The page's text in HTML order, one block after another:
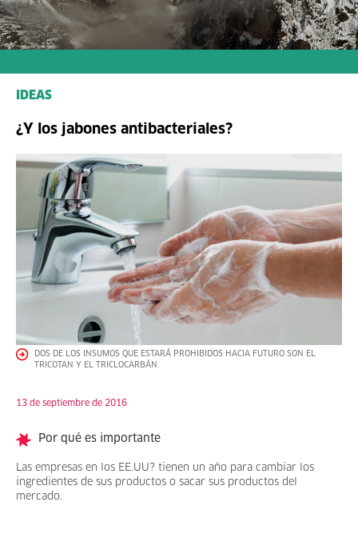
IDEAS
¿Y los jabones antibacteriales?
DOS DE LOS INSUMOS QUE ESTARÁ PROHIBIDOS HACIA FUTURO SON EL
TRICOTAN Y EL TRICLOCARBÁN.
13 de septiembre de 2016
Por qué es importante
Las empresas en los EE.UU? tienen un año para cambiar los
ingredientes de sus productos o sacar sus productos del
mercado.